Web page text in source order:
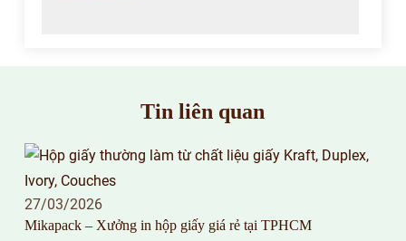
Tin liên quan
27/03/2026
Mikapack – Xưởng in hộp giấy giá rẻ tại TPHCM